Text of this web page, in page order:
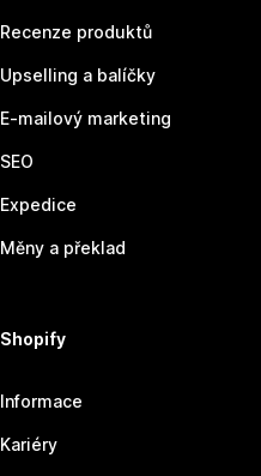
Recenze produktů
Upselling a balíčky
E-mailový marketing
SEO
Expedice
Měny a překlad
Shopify
Informace
Kariéry